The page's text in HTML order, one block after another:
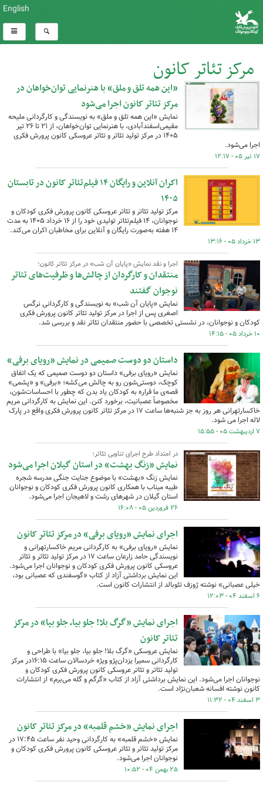
English
مرکز تئاتر کانون
کل اخبار:263
«این‌ همه تلق و ملق» با هنرنمایی توان‌خواهان در
مرکز تئاتر کانون اجرا می‌شود
نمایش «این ‌همه تلق و ملق» به نویسندگی و کارگردانی ملیحه
مقیمی‌اسفندآبادی، با هنرنمایی توان‌خواهان، از ۲۱ تا ۲۶ تیر
۱۴۰۵ در مرکز تولید تئاتر و تئاتر عروسکی کانون پرورش فکری
اجرا می‌شود.
۱۷ تیر ۰۵ - ۱۲:۱۷
اکران آنلاین و رایگان ۱۴ فیلم‌تئاتر کانون در تابستان
۱۴۰۵
مرکز تولید تئاتر و تئاتر عروسکی کانون پرورش فکری کودکان و
نوجوانان، ۱۴ فیلم‌تئاتر تولیدی خود را از ۱۶ خرداد ۱۴۰۵ به مدت
۱۴ هفته به‌صورت رایگان و آنلاین برای مخاطبان اکران می‌کند.
۱۳ خرداد ۰۵ - ۱۳:۱۶
اجرا و نقد نمایش «پایان آن شب» در مرکز تئاتر کانون؛
منتقدان و کارگردان از چالش‌ها و ظرفیت‌های تئاتر
نوجوان گفتند
نمایش «پایان آن شب» به نویسندگی و کارگردانی نرگس
اصغری پس از اجرا در مرکز تولید تئاتر کانون پرورش فکری
کودکان و نوجوانان، در نشستی تخصصی با حضور منتقدان تئاتر نقد و بررسی شد.
۱۰ خرداد ۰۵ - ۱۴:۱۵
داستان دو دوست صمیمی در نمایش «رویای برفی»
نمایش «رویای برفی» داستان دو دوست صمیمی که یک اتفاق
کوچک، دوستی‌شون رو به چالش می‌کشه؛ «برفی» و «پشمی»
قصه‌ی ما قراره به کودکان یاد بدن که چطور با احساسات‌شون،
مخصوصاً عصبانیت، برخورد کنن. این نمایش به کارگردانی مریم
خاکسارتهرانی هر روز به جز شنبه‌ها ساعت ۱۷ در مرکز تئاتر کانون پرورش فکری واقع در پارک
لاله اجرا می شود.
۷ اردیبهشت ۰۵ - ۱۵:۵۵
در امتداد طرح اجرای تناوبی تئاتر؛
نمایش «زنگ بهشت» در استان گیلان اجرا می‌شود
‌نمایش زنگ «بهشت» با موضوع جنایت جنگی مدرسه شجره
طیبه میناب با همکاری کانون پرورش فکری کودکان و نوجوانان
استان گیلان در شهرهای رشت و لاهیجان اجرا می‌شود.‌
۲۶ فروردین ۰۵ - ۱۶:۰۸
اجرای نمایش «رویای برفی» در مرکز تئاتر کانون
نمایش «رویای برفی» به کارگردانی مریم خاکسارتهرانی و
نویسندگی حامد زارعان ساعت ۱۷ در مرکز تولید تئاتر و تئاتر
عروسکی کانون پرورش فکری کودکان و نوجوانان اجرا می‌شود.
این نمایش برداشتی آزاد از کتاب «گوسفندی که عصبانی بود،
خیلی عصبانی» نوشته ژوزف تئوبالد از انتشارات کانون است.
۶ اسفند ۰۴ - ۱۲:۰۳
اجرای نمایش «گرگ بلا! جلو بیا، جلو بیا» در مرکز
تئاتر کانون
نمایش عروسکی «گرگ بلا! جلو بیا، جلو بیا» با طراحی و
کارگردانی سمیرا یزدان‌پژو ویژه خردسالان ساعت ۱۶:۱۵در مرکز
تولید تئاتر و تئاتر عروسکی کانون پرورش فکری کودکان و
نوجوانان اجرا می‌شود. این نمایش برداشتی آزاد از کتاب «گرگم و گله می‌برم» از انتشارات
کانون نوشته افسانه شعبان‌نژاد است.
۳ اسفند ۰۴ - ۱۱:۳۲
اجرای نمایش «خشم قلمبه» در مرکز تئاتر کانون
نمایش «خشم قلمبه» به کارگردانی وحید نفر ساعت ۱۷:۴۵ در
مرکز تولید تئاتر و تئاتر عروسکی کانون پرورش فکری کودکان و
نوجوانان اجرا می‌شود.
۲۵ بهمن ۰۴ - ۱۰:۵۲